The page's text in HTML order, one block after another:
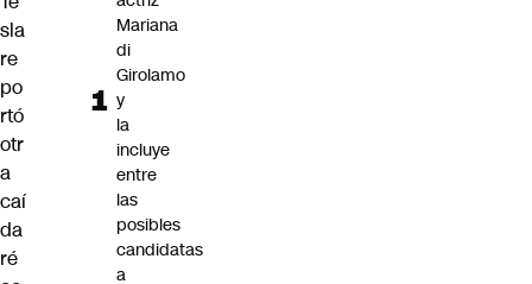
sla
re
po
rtó
otr
a
caí
da
ré
Mariana
di
Girolamo
y
la
incluye
entre
las
posibles
candidatas
a